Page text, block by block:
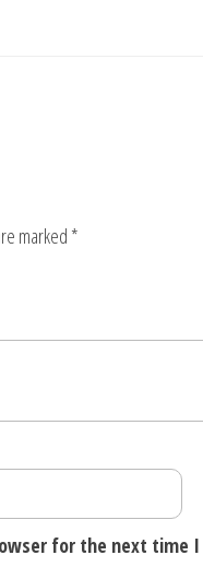
marked *
for the next time